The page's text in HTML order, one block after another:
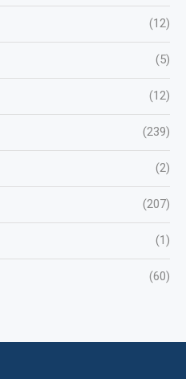
(12)
(5)
(12)
(239)
(2)
(207)
(1)
(60)